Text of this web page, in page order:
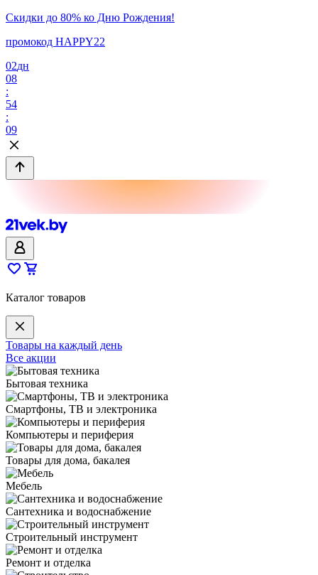
Скидки до 80% ко Дню Рождения!
промокод HAPPY22
02дн
08
:
54
:
09
Каталог товаров
Товары на каждый день
Все акции
Бытовая техника
Смартфоны, ТВ и электроника
Компьютеры и периферия
Товары для дома, бакалея
Мебель
Сантехника и водоснабжение
Строительный инструмент
Ремонт и отделка